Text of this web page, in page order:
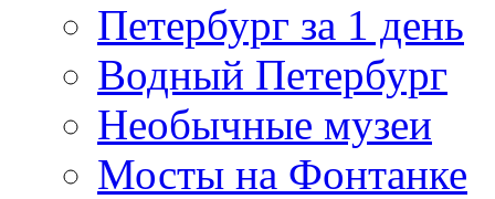
Петербург за 1 день
Водный Петербург
Необычные музеи
Мосты на Фонтанке